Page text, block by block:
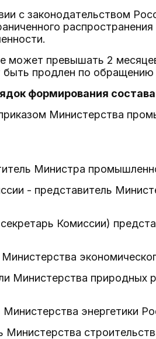
с законодательством
может превышать 2
продлен по обращению
формирования
Министерства
Министра
- представитель
Комиссии)
Министерства природных
энергетики
Министерства